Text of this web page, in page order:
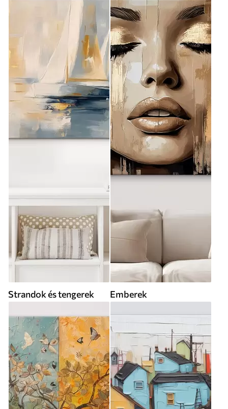
Strandok és tengerek Emberek